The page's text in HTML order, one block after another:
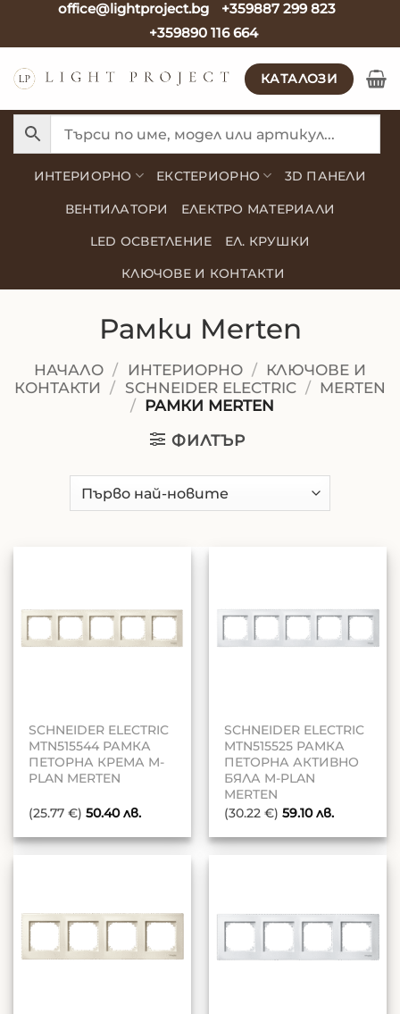
office@lightproject.bg
+359887 299 823
+359890 116 664
КАТАЛОЗИ
ИНТЕРИОРНО ЕКСТЕРИОРНО 3D ПАНЕЛИ
ВЕНТИЛАТОРИ ЕЛЕКТРО МАТЕРИАЛИ
LED ОСВЕТЛЕНИЕ ЕЛ. КРУШКИ
КЛЮЧОВЕ И КОНТАКТИ
Рамки Merten
НАЧАЛО / ИНТЕРИОРНО /
КЛЮЧОВЕ И
КОНТАКТИ
/ SCHNEIDER ELECTRIC / MERTEN
/ РАМКИ MERTEN
ФИЛТЪР
SCHNEIDER ELECTRIC
MTN515544 РАМКА
ПЕТОРНА КРЕМА M-
PLAN MERTEN
(25.77 €) 50.40лв.
SCHNEIDER ELECTRIC
MTN515525 РАМКА
ПЕТОРНА АКТИВНО
БЯЛА M-PLAN
MERTEN
(30.22 €) 59.10лв.